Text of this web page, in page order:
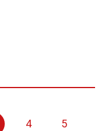
4
5